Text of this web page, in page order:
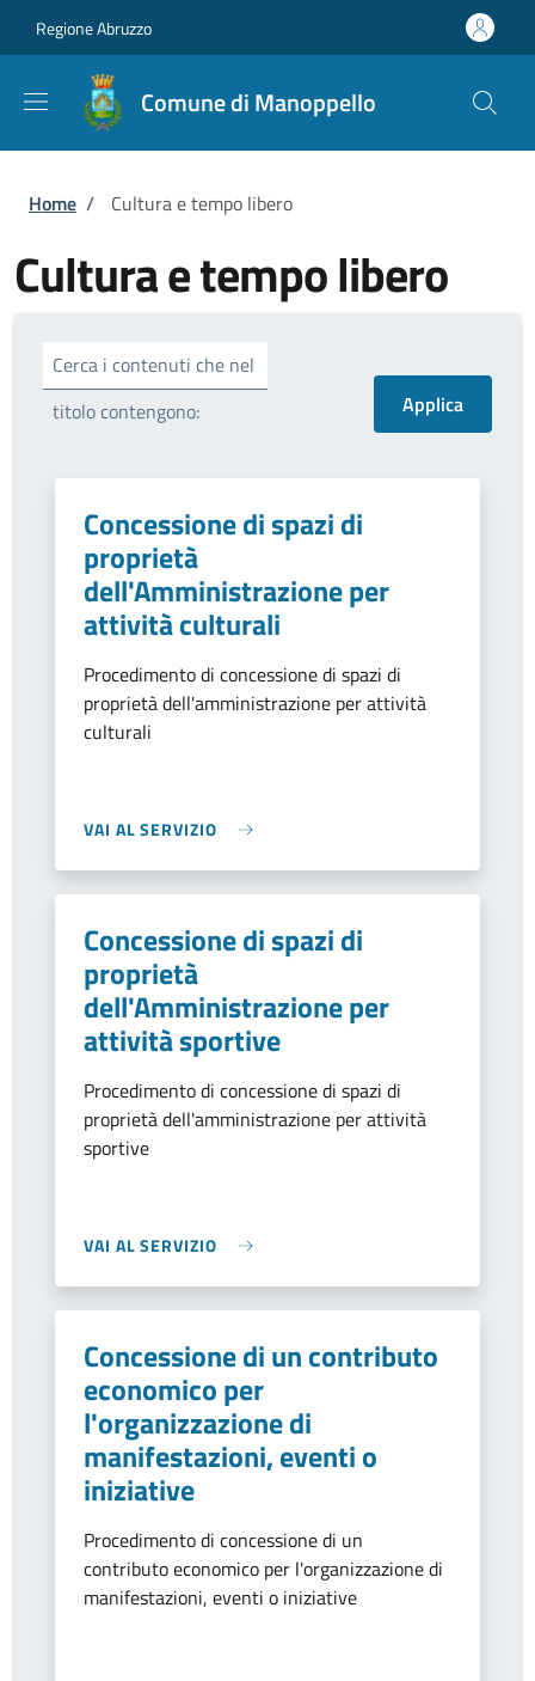
Regione Abruzzo
Comune di Manoppello
Briciole di pane
Home / Cultura e tempo libero
Cultura e tempo libero
Cerca i contenuti che nel
titolo contengono:
Concessione di spazi di
proprietà
dell'Amministrazione per
attività culturali
Procedimento di concessione di spazi di
proprietà dell'amministrazione per attività
culturali
VAI AL SERVIZIO
Concessione di spazi di
proprietà
dell'Amministrazione per
attività sportive
Procedimento di concessione di spazi di
proprietà dell'amministrazione per attività
sportive
VAI AL SERVIZIO
Concessione di un contributo
economico per
l'organizzazione di
manifestazioni, eventi o
iniziative
Procedimento di concessione di un
contributo economico per l'organizzazione di
manifestazioni, eventi o iniziative